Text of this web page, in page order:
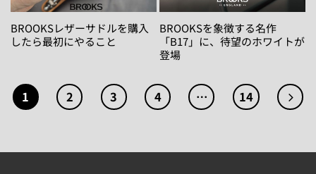
BROOKSレザーサドルを購入
したら最初にやること
BROOKSを象徴する名作
「B17」に、待望のホワイトが
登場
1 2 3 4 … 14